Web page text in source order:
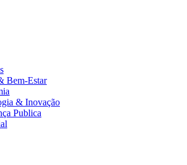
Bem-Estar
& Inovação
Publica